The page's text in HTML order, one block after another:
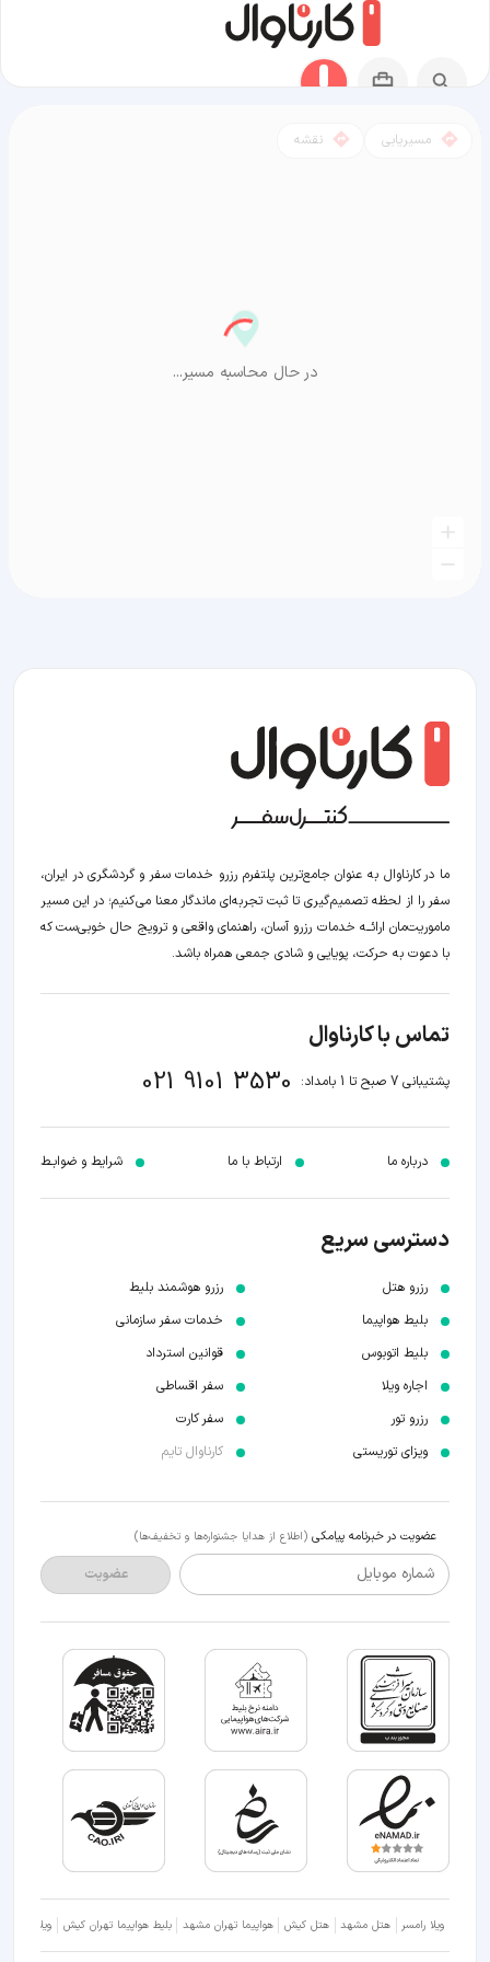
مسیریابی نقشه
در حال محاسبه مسیر...
ما در کارناوال به عنوان جامع‌ترین پلتفرم رزرو خدمات سفر و گردشگری در ایران،
سفر را از لحظه‌ تصمیم‌گیری تا ثبت تجربه‌ای ماندگار معنا می‌کنیم؛ در این مسیر‍
ماموریت‌مان اراﺋــﻪ خدمات رزرو آسان، راهنمای واقعی و ترویج حال خوبی‌ست که
با دعوت به حرکت، پویایی و شادی جمعی همراه باشد.
تماس با کارناوال
پشتیبانی 7 صبح تا 1 بامداد: 021 9101 3530
درباره ما ارتباط با ما شرایط و ضوابـط
دسترسی سریع
رزرو هتل
بلیط هواپیما
بلیط اتوبوس
اجاره ویلا
رزرو تور
ویزای توریستی
رزرو هوشمند بلیط
خدمات سفر سازمانی
قوانین استرداد
سفر اقساطی
سفر کارت
کارناوال تایم
عضویت در خبرنامه پیامکی (اطلاع از هدایا جشنواره‌ها و تخفیف‌ها)
شماره موبایل عضویت
ویلا رامسر هتل مشهد هتل کیش هواپیما تهران مشهد بلیط هواپیما تهران کیش ویلا شمال